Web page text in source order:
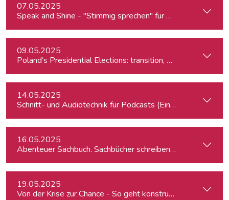
07.05.2025
Speak and Shine - "Stimmig sprechen" für Podcast,
09.05.2025
Poland’s Presidential Elections: transition, migration, war,
14.05.2025
Schnitt- und Audiotechnik für Podcasts (Einsteiger:innen)
16.05.2025
Abenteuer Sachbuch. Sachbücher schreiben für
19.05.2025
Von der Krise zur Chance - So geht konstruktiver